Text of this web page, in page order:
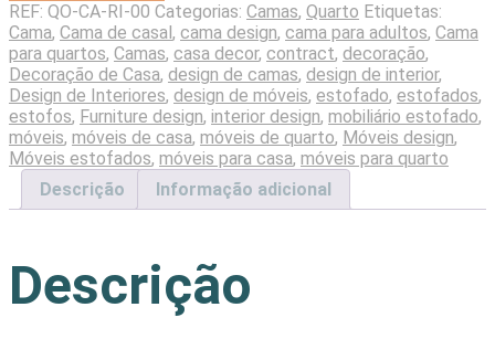
REF: QO-CA-RI-00 Categorias: Camas, Quarto Etiquetas:
Cama, Cama de casal , cama design, cama para adultos, Cama
para quartos, Camas, casa decor, contract, decoração,
Decoração de Casa, design de camas, design de interior,
Design de Interiores, design de móveis, estofado, estofados,
estofos, Furniture design, interior design, mobiliário estofado,
móveis, móveis de casa, móveis de quarto, Móveis design,
Móveis estofados, móveis para casa, móveis para quarto
Descrição
Informação adicional
Descrição